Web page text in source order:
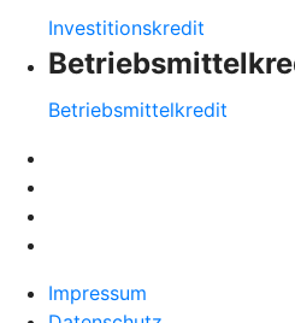
Investitionskredit
Betriebsmittelkredit
Impressum